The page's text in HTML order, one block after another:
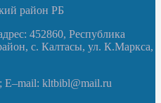
район РБ
452860, Республика
с. Калтасы, ул. К.Маркса,
E–mail: kltbibl@mail.ru